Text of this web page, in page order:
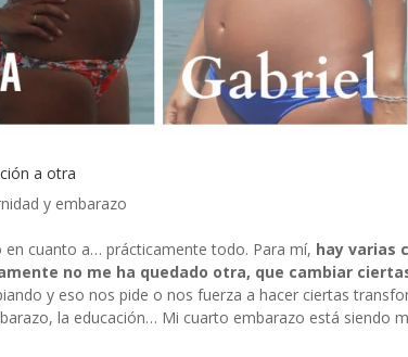
a otra
y embarazo
cuanto a… prácticamente todo. Para mí, hay varias
no me ha quedado otra, que cambiar
y eso nos pide o nos fuerza a hacer ciertas
la educación… Mi cuarto embarazo está siendo